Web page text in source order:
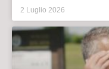
2 Luglio 2026